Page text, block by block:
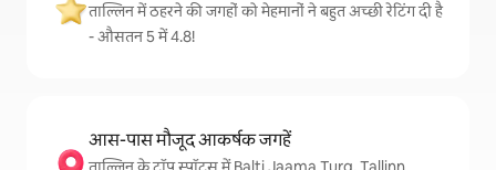
ताल्लिन में ठहरने की जगहों को मेहमानों ने बहुत अच्छी रेटिंग दी है
- औसतन 5 में 4.8!
आस-पास मौजूद आकर्षक जगहें